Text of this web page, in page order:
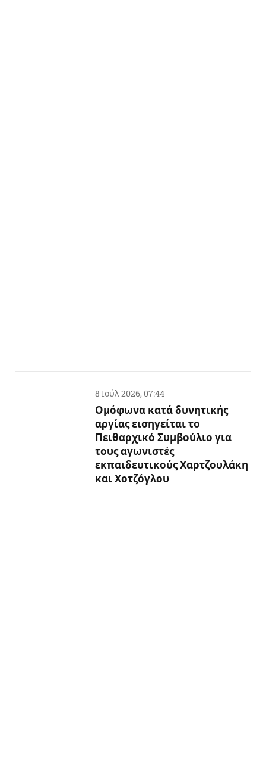
8 Ιούλ 2026, 07:44
Ομόφωνα κατά δυνητικής
αργίας εισηγείται το
Πειθαρχικό Συμβούλιο για
τους αγωνιστές
εκπαιδευτικούς Χαρτζουλάκη
και Χοτζόγλου